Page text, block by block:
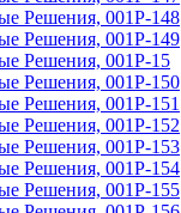
Решения, 001Р-148
Решения, 001Р-149
Решения, 001Р-15
Решения, 001Р-150
Решения, 001Р-151
Решения, 001Р-152
Решения, 001Р-153
Решения, 001Р-154
Решения, 001Р-155